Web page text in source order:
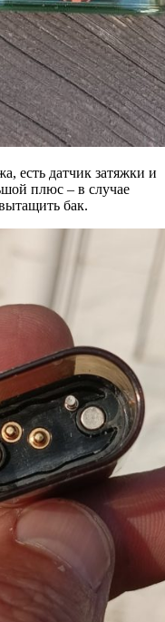
есть датчик затяжки и
плюс – в случае
бак.